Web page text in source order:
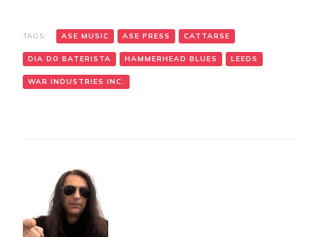
TAGS: ASE MUSIC ASE PRESS CATTARSE
DIA DO BATERISTA HAMMERHEAD BLUES LEEDS
WAR INDUSTRIES INC.